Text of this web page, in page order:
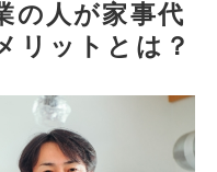
の人が家事代
リットとは？